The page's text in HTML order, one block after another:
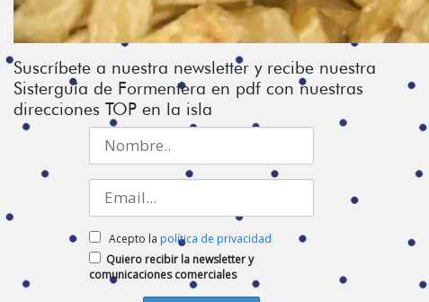
Suscríbete a nuestra newsletter y recibe nuestra
Sisterguía de Formentera en pdf con nuestras
direcciones TOP en la isla
Acepto la política de privacidad
Quiero recibir la newsletter y
comunicaciones comerciales